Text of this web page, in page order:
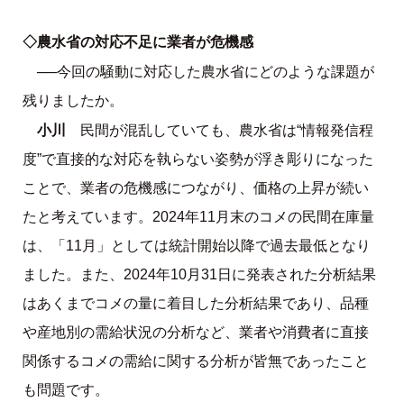
◇農水省の対応不足に業者が危機感
──今回の騒動に対応した農水省にどのような課題が
残りましたか。
小川
民間が混乱していても、農水省は“情報発信程
度”で直接的な対応を執らない姿勢が浮き彫りになった
ことで、業者の危機感につながり、価格の上昇が続い
たと考えています。2024年11月末のコメの民間在庫量
は、「11月」としては統計開始以降で過去最低となり
ました。また、2024年10月31日に発表された分析結果
はあくまでコメの量に着目した分析結果であり、品種
や産地別の需給状況の分析など、業者や消費者に直接
関係するコメの需給に関する分析が皆無であったこと
も問題です。